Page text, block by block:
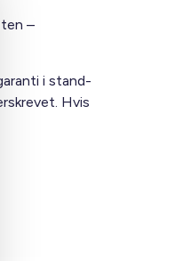
–
i stand-
Hvis